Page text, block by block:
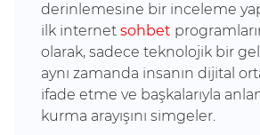
derinlemesine bir inceleme
ilk internet sohbet
olarak, sadece teknolojik bir
aynı zamanda insanın dijital
ifade etme ve başkalarıyla
kurma arayışını simgeler.